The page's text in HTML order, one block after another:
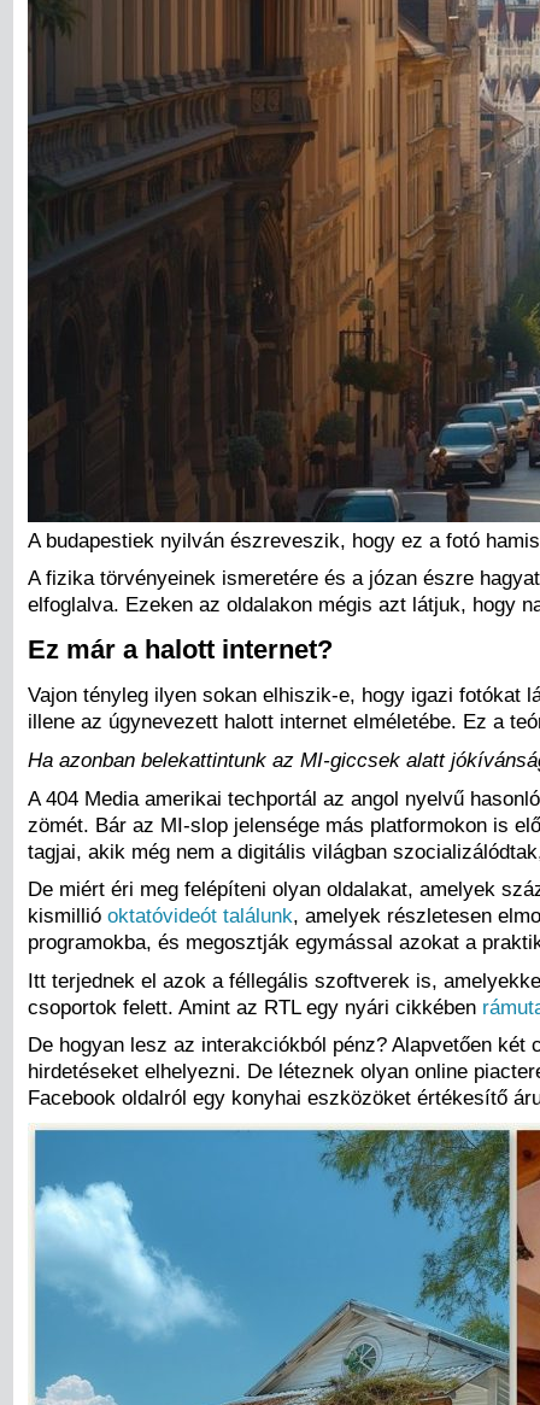
A budapestiek nyilván észreveszik, hogy ez a fotó
A fizika törvényeinek ismeretére és a józan észre
elfoglalva. Ezeken az oldalakon mégis azt látjuk, hogy
Ez már a halott internet?
Vajon tényleg ilyen sokan elhiszik-e, hogy igazi fotókat
illene az úgynevezett halott internet elméletébe. Ez a
Ha azonban belekattintunk az MI-giccsek alatt
A 404 Media amerikai techportál az angol nyelvű
zömét. Bár az MI-slop jelensége más platformokon is
tagjai, akik még nem a digitális világban
De miért éri meg felépíteni olyan oldalakat, amelyek
kismillió oktatóvideót találunk, amelyek részletesen
programokba, és megosztják egymással azokat a
Itt terjednek el azok a féllegális szoftverek is,
csoportok felett. Amint az RTL egy nyári cikkében
De hogyan lesz az interakciókból pénz? Alapvetően
hirdetéseket elhelyezni. De léteznek olyan online
Facebook oldalról egy konyhai eszközöket értékesítő